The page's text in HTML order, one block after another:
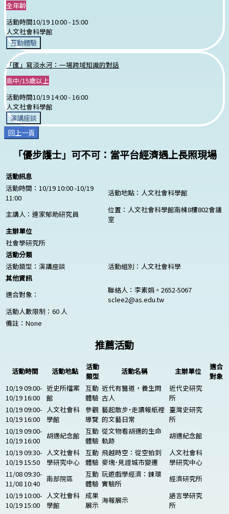
全年齡
活動時間10/19 10:00 -15:00
人文社會科學館
互動體驗
「匯」寫淡水河：一場跨域知識的對話
高中/15歲以上
活動時間10/19 14:00 -16:00
人文社會科學館
演講座談
回上一頁
「優步護士」可不可：當平台經濟遇上長照現場
活動訊息
活動時間：10/19 10:00 -10/19
11:00
活動地點：人文社會科學館
主講人：連家郁助研究員
位置：人文社會科學館南棟8樓802會議
室
主辦單位
社會學研究所
活動分類
活動類型：演講座談
活動組別：人文社會科學
其他資訊
適合對象：
聯絡人：李素娟。2652-5067
sclee2@as.edu.tw
活動人數限制：60 人
備註： None
推薦活動
活動時間 活動地點
活動
類型
活動名稱 主辦單位
適合
對象
10/19 09:00-
10/19 16:00
近史所檔案
館
互動
體驗
近代有醫道，養生問
古人
近代史研究
所
10/19 09:00-
10/19 16:00
人文社會科
學館
參觀
導覽
藝起散步˙走讀報紙裡
的文藝日常
臺灣史研究
所
10/19 09:00-
10/19 16:00
胡適紀念館
互動
體驗
從文物看胡適的生命
軌跡
胡適紀念館
10/19 09:30-
10/19 15:50
人文社會科
學研究中心
互動
體驗
飛越時空：從空拍到
麥塊･見證城市變遷
人文社會科
學研究中心
11/08 09:30-
11/08 10:40
南部院區
互動
體驗
玩遊戲學經濟：鍊環
實驗所
經濟研究所
10/19 10:00-
10/19 15:00
人文社會科
學館
成果
展示
海報展示
語言學研究
所